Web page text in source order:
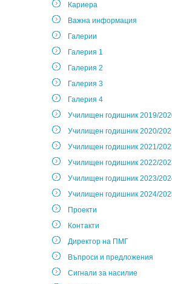
Кариера
Важна информация
Галерии
Галерия 1
Галерия 2
Галерия 3
Галерия 4
Училищен годишник 2019/
Училищен годишник 2020/
Училищен годишник 2021/
Училищен годишник 2022/
Училищен годишник 2023/
Училищен годишник 2024/
Проекти
Контакти
Директор на ПМГ
Въпроси и предложения
Сигнали за насилие